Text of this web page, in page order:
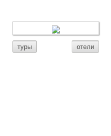
туры отели